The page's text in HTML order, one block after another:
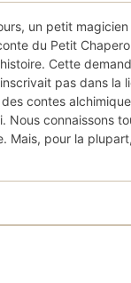
un petit magicien
du Petit
Cette
pas dans la
contes
Nous connaissons
Mais, pour la